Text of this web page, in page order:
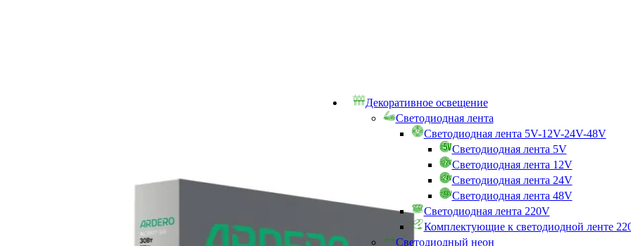
Декоративное освещение
Светодиодная лента
Светодиодная лента 5V-12V-24V-48V
Светодиодная лента 5V
Светодиодная лента 12V
Светодиодная лента 24V
Светодиодная лента 48V
Светодиодная лента 220V
Комплектующие к светодиодной ленте
Светодиодный неон